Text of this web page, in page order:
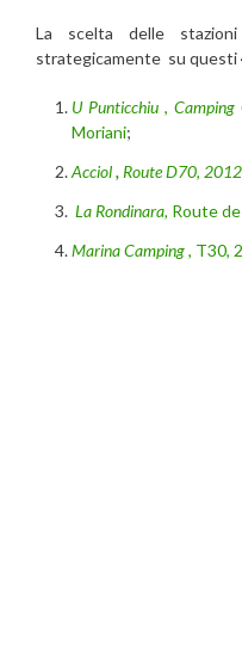
La scelta delle
strategicamente su questi
U Punticchiu , Camping
Moriani;
Acciol, Route D70,
La Rondinara, Route
Marina Camping, T30,